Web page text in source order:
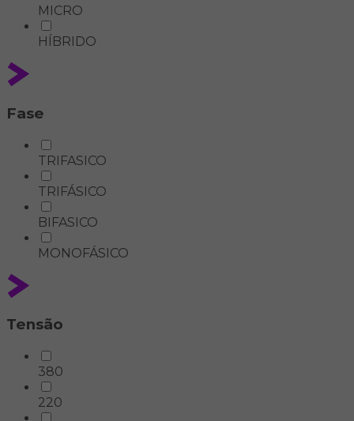
MICRO
HÍBRIDO
Fase
TRIFASICO
TRIFÁSICO
BIFASICO
MONOFÁSICO
Tensão
380
220